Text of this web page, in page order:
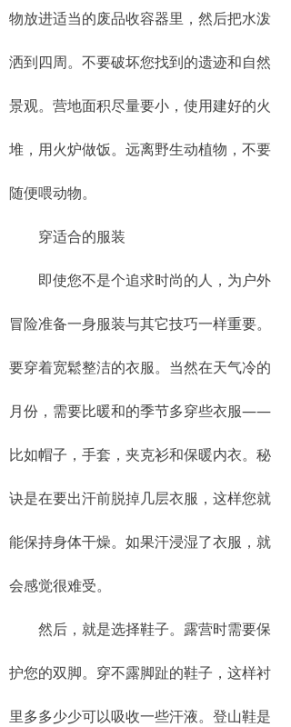
物放进适当的废品收容器里，然后把水泼
洒到四周。不要破坏您找到的遗迹和自然
景观。营地面积尽量要小，使用建好的火
堆，用火炉做饭。远离野生动植物，不要
随便喂动物。
穿适合的服装
即使您不是个追求时尚的人，为户外
冒险准备一身服装与其它技巧一样重要。
要穿着宽鬆整洁的衣服。当然在天气冷的
月份，需要比暖和的季节多穿些衣服——
比如帽子，手套，夹克衫和保暖内衣。秘
诀是在要出汗前脱掉几层衣服，这样您就
能保持身体干燥。如果汗浸湿了衣服，就
会感觉很难受。
然后，就是选择鞋子。露营时需要保
护您的双脚。穿不露脚趾的鞋子，这样衬
里多多少少可以吸收一些汗液。登山鞋是